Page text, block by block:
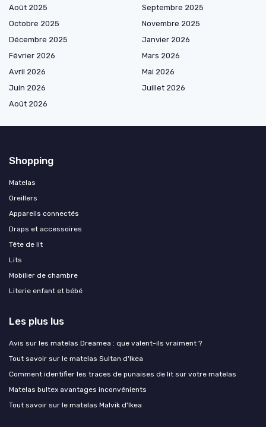
Août 2025
Septembre 2025
Octobre 2025
Novembre 2025
Décembre 2025
Janvier 2026
Février 2026
Mars 2026
Avril 2026
Mai 2026
Juin 2026
Juillet 2026
Août 2026
Shopping
Matelas
Oreillers
Appareils connectés
Draps et accessoires
Tête de lit
Lits
Mobilier de chambre
Literie enfant et bébé
Les plus lus
Avis sur les matelas Dreamea : que valent-ils vraiment ?
Tout savoir sur le matelas Sultan d'Ikea
Comment identifier les traces de punaises de lit sur votre matelas
Matelas bultex avantages inconvénients
Tout savoir sur le matelas Malvik d'Ikea